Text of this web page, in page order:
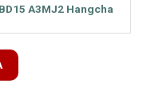
A3MJ2 Hangcha